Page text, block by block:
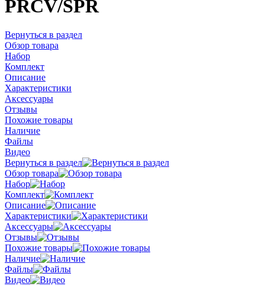
PRCV/SPR
Вернуться в раздел
Обзор товара
Набор
Комплект
Описание
Характеристики
Аксессуары
Отзывы
Похожие товары
Наличие
Файлы
Видео
Вернуться в раздел
Обзор товара
Набор
Комплект
Описание
Характеристики
Аксессуары
Отзывы
Похожие товары
Наличие
Файлы
Видео